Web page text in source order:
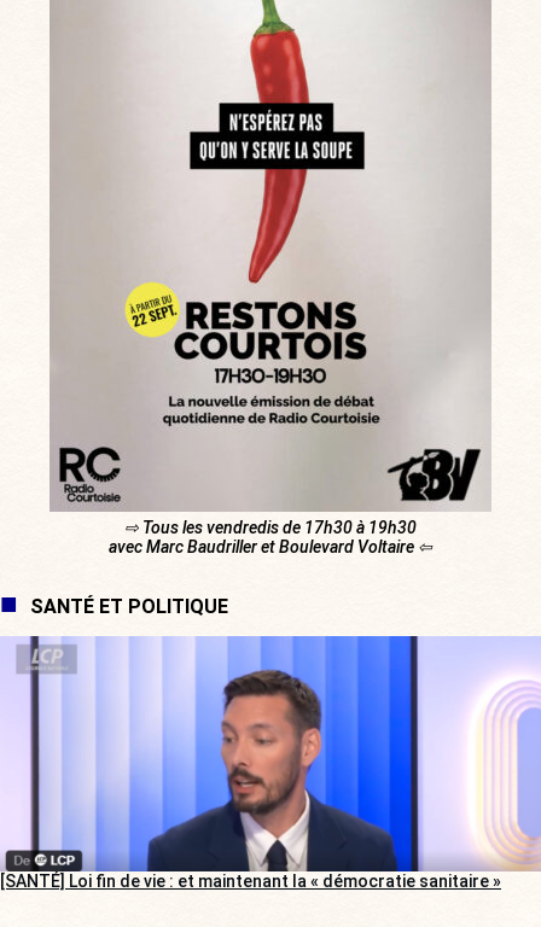
⇨ Tous les vendredis de 17h30 à 19h30
avec Marc Baudriller et Boulevard Voltaire ⇦
SANTÉ ET POLITIQUE
[SANTÉ] Loi fin de vie : et maintenant la « démocratie sanitaire »